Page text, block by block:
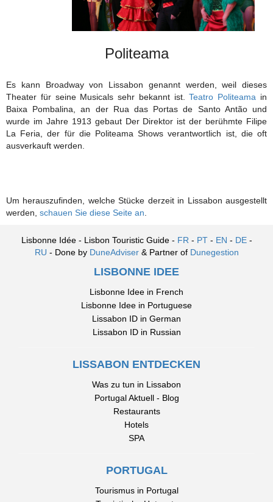
Politeama
Es kann Broadway von Lissabon genannt werden, weil dieses
Theater für seine Musicals sehr bekannt ist.Teatro Politeama in
Baixa Pombalina, an der Rua das Portas de Santo Antão und
wurde im Jahre 1913 gebaut Der Direktor ist der berühmte Filipe
La Feria, der für die Politeama Shows verantwortlich ist, die oft
ausverkauft werden.
Um herauszufinden, welche Stücke derzeit in Lissabon ausgestellt
werden, schauen Sie diese Seite an.
Lisbonne Idée - Lisbon Touristic Guide - FR- PT- EN - DE-
RU - Done by DuneAdviser& Partner of Dunegestion
LISBONNE IDEE
Lisbonne Idee in French
Lisbonne Idee in Portuguese
Lissabon ID in German
Lissabon ID in Russian
LISSABON ENTDECKEN
Was zu tun in Lissabon
Portugal Aktuell - Blog
Restaurants
Hotels
SPA
PORTUGAL
Tourismus in Portugal